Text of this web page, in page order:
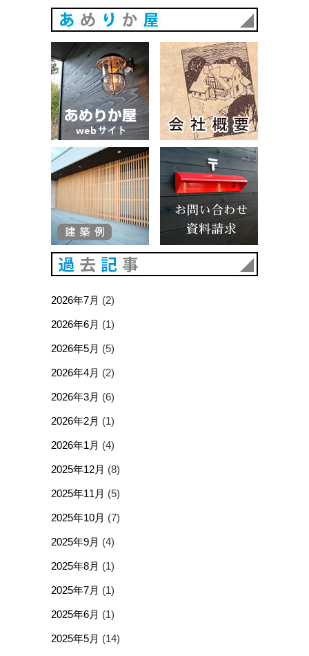
あめりか屋WEBサイト
2026年7月 (2)
2026年6月 (1)
2026年5月 (5)
2026年4月 (2)
2026年3月 (6)
2026年2月 (1)
2026年1月 (4)
2025年12月 (8)
2025年11月 (5)
2025年10月 (7)
2025年9月 (4)
2025年8月 (1)
2025年7月 (1)
2025年6月 (1)
2025年5月 (14)